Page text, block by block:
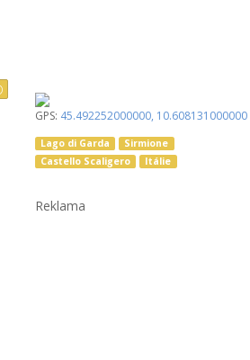
GPS: 45.492252000000, 10.608131000000
Lago di Garda
Sirmione
Castello Scaligero
Itálie
Reklama